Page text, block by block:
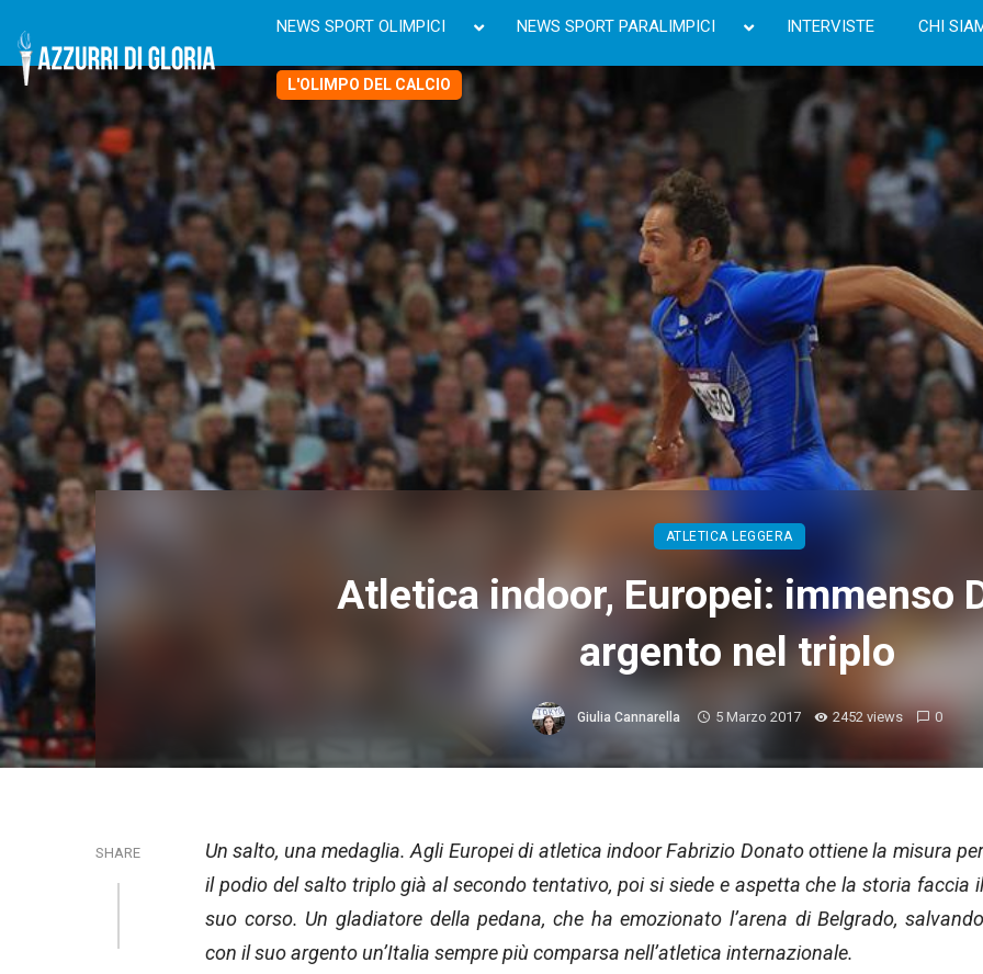
NEWS SPORT OLIMPICI NEWS SPORT PARALIMPICI INTERVISTE CHI
L'OLIMPO DEL CALCIO
ATLETICA LEGGERA
Atletica indoor, Europei: immenso
argento nel triplo
Giulia Cannarella 5 Marzo 2017 2452 views 0
SHARE
Un salto, una medaglia. Agli Europei di atletica indoor Fabrizio Donato ottiene la misura per
il podio del salto triplo già al secondo tentativo, poi si siede e aspetta che la storia faccia il
suo corso. Un gladiatore della pedana, che ha emozionato l’arena di Belgrado, salvando
con il suo argento un’Italia sempre più comparsa nell’atletica internazionale.